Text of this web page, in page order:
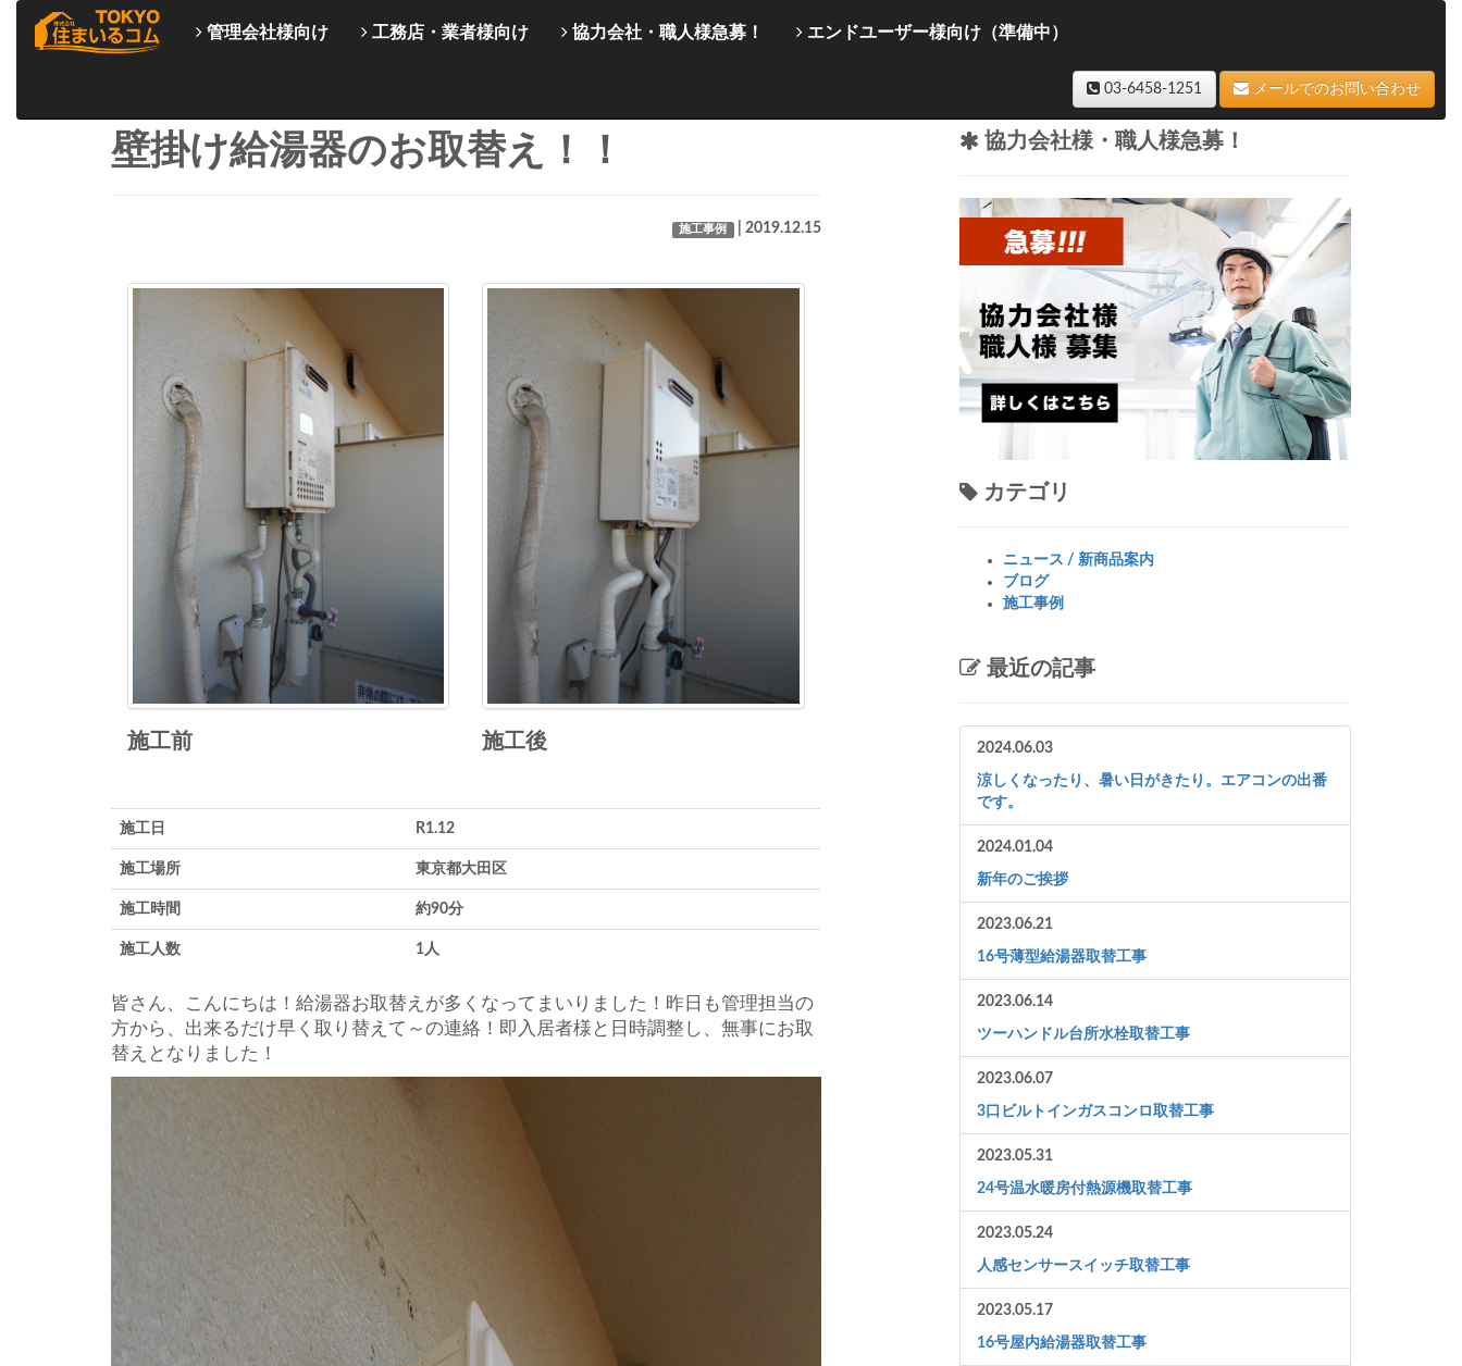
管理会社様向け 工務店・業者様向け 協力会社・職人様急募！ エンドユーザー様向け（準備中）
03-6458-1251 メールでのお問い合わせ
壁掛け給湯器のお取替え！！
施工事例 | 2019.12.15
施工前 施工後
施工日 R1.12
施工場所 東京都大田区
施工時間 約90分
施工人数 1人
皆さん、こんにちは！給湯器お取替えが多くなってまいりました！昨日も管理担当の
方から、出来るだけ早く取り替えて～の連絡！即入居者様と日時調整し、無事にお取
替えとなりました！
協力会社様・職人様急募！
カテゴリ
ニュース / 新商品案内
ブログ
施工事例
最近の記事
2024.06.03
涼しくなったり、暑い日がきたり。エアコンの出番
です。
2024.01.04
新年のご挨拶
2023.06.21
16号薄型給湯器取替工事
2023.06.14
ツーハンドル台所水栓取替工事
2023.06.07
3口ビルトインガスコンロ取替工事
2023.05.31
24号温水暖房付熱源機取替工事
2023.05.24
人感センサースイッチ取替工事
2023.05.17
16号屋内給湯器取替工事